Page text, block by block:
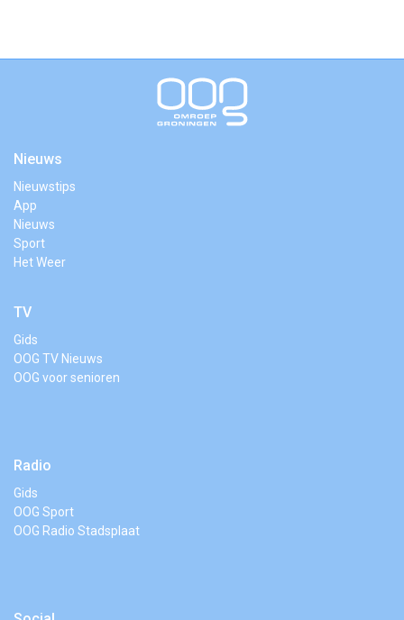
Nieuws
Nieuwstips
App
Nieuws
Sport
Het Weer
TV
Gids
OOG TV Nieuws
OOG voor senioren
Radio
Gids
OOG Sport
OOG Radio Stadsplaat